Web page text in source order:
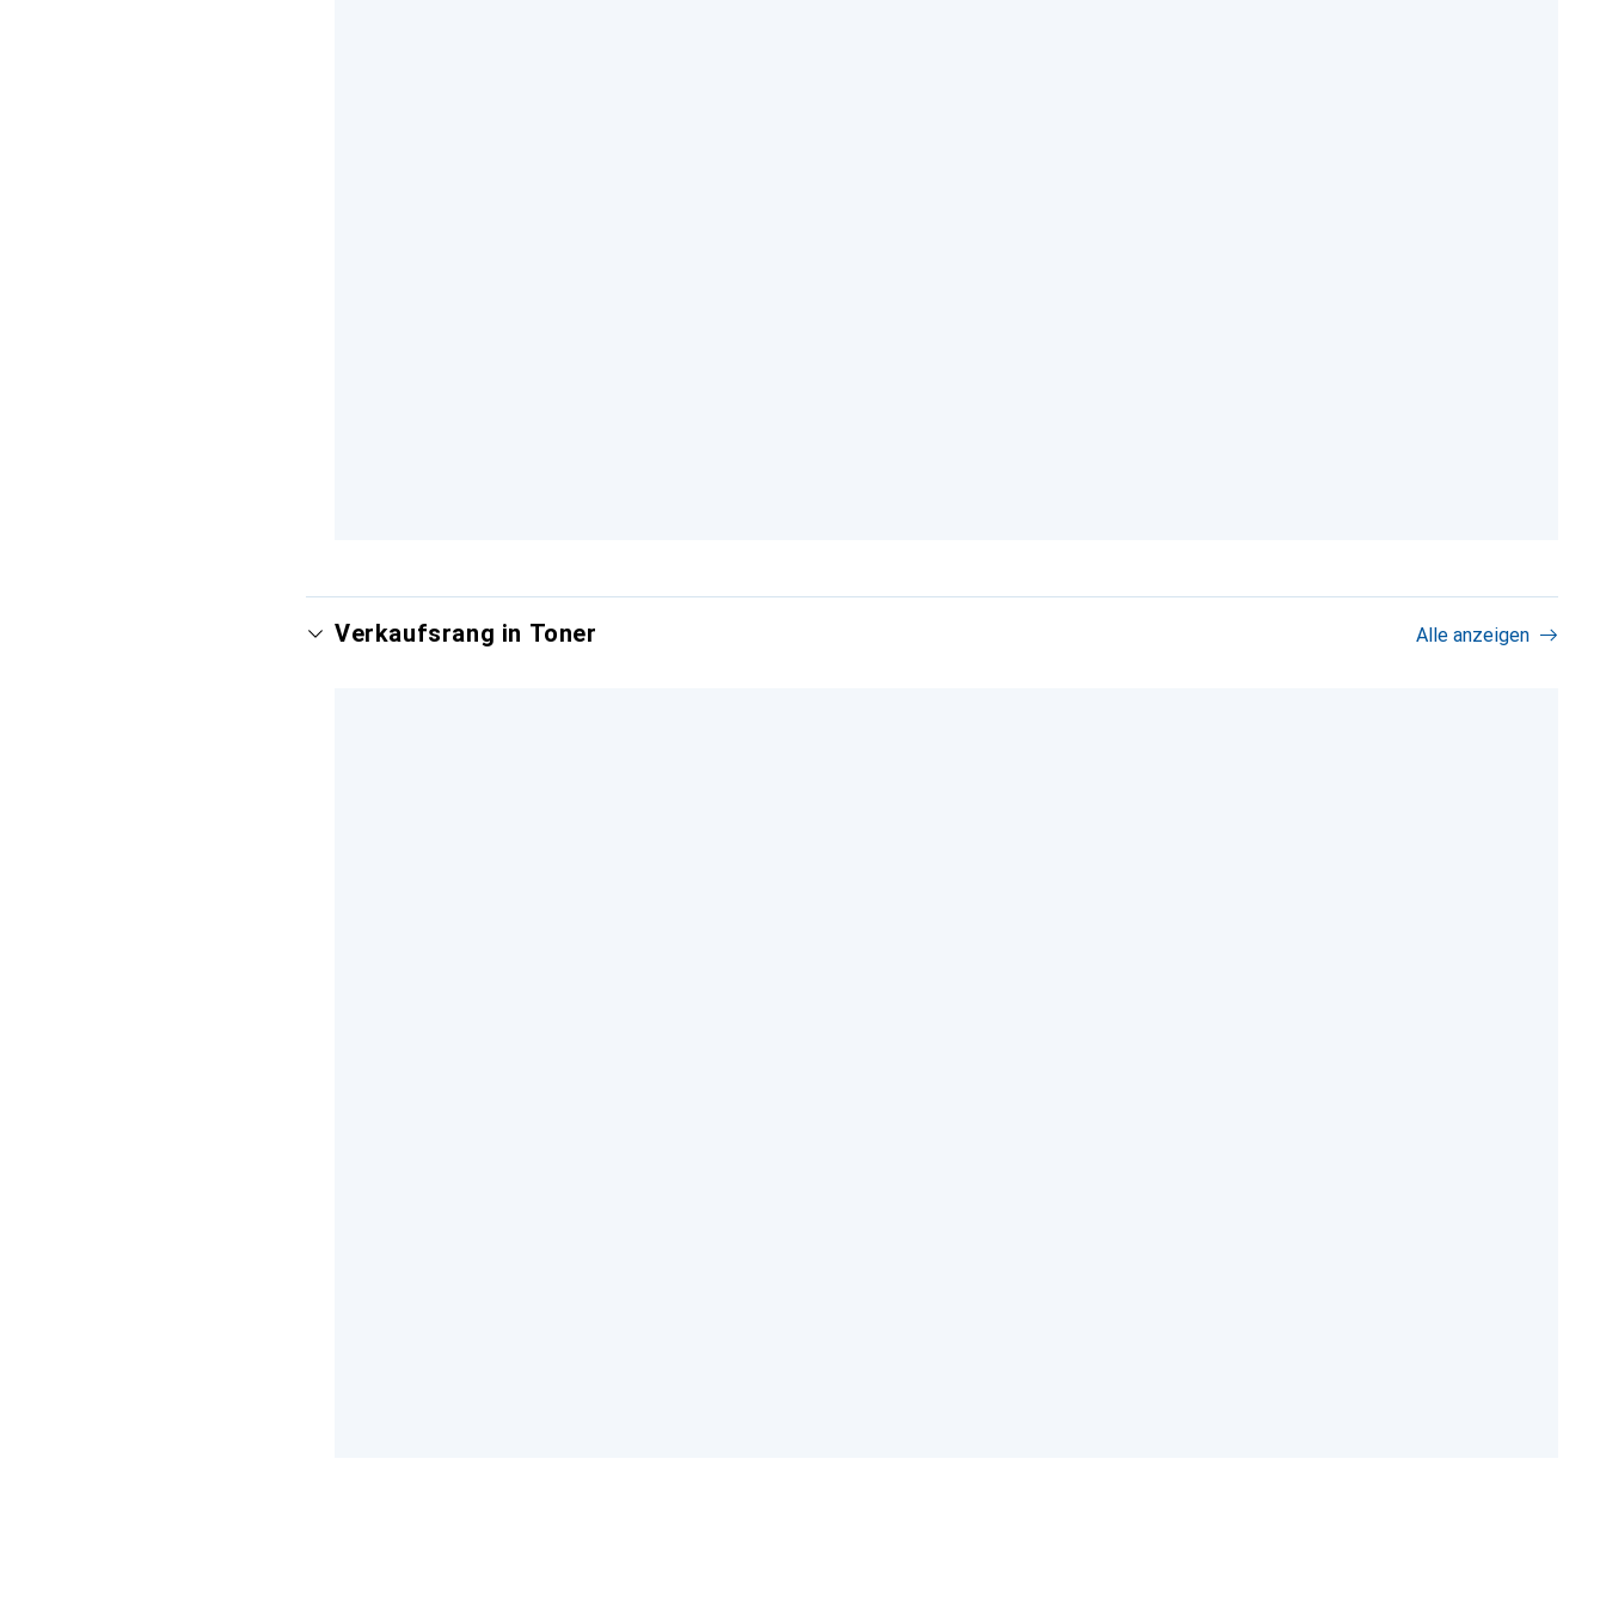
Verkaufsrang in Toner Alle anzeigen